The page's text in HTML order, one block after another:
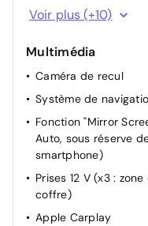
Banquette AR
Palettes au volant
Siège conducteur
Siège passager à
Siège conducteur
Accoudoir central AV
Pochettes de
Bluetooth
Voir plus (+10)
Multimédia
Caméra de recul
Système de
Fonction "Mirror
Auto, sous réserve
smartphone)
Prises 12 V (x3 :
coffre)
Apple Carplay